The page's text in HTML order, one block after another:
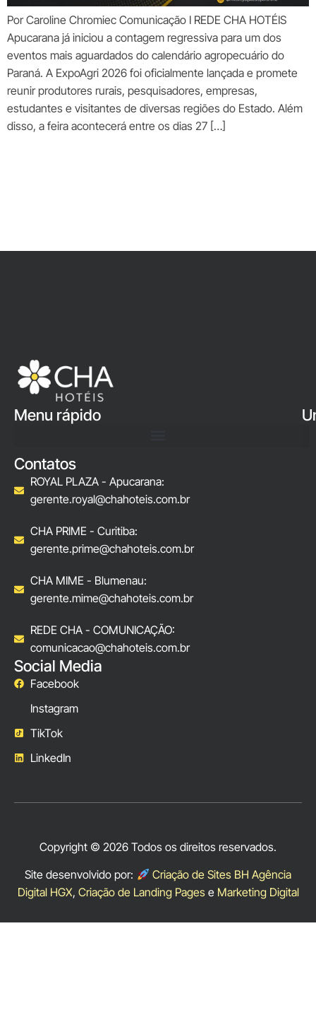
Por Caroline Chromiec Comunicação I REDE CHA HOTÉIS
Apucarana já iniciou a contagem regressiva para um dos
eventos mais aguardados do calendário agropecuário do
Paraná. A ExpoAgri 2026 foi oficialmente lançada e promete
reunir produtores rurais, pesquisadores, empresas,
estudantes e visitantes de diversas regiões do Estado. Além
disso, a feira acontecerá entre os dias 27 […]
Menu rápido
Contatos
ROYAL PLAZA - Apucarana:
gerente.royal@chahoteis.com.br
CHA PRIME - Curitiba:
gerente.prime@chahoteis.com.br
CHA MIME - Blumenau:
gerente.mime@chahoteis.com.br
REDE CHA - COMUNICAÇÃO:
comunicacao@chahoteis.com.br
Social Media
Facebook
Instagram
TikTok
LinkedIn
Copyright © 2026 Todos os direitos reservados.
Site desenvolvido por:
Criação de Sites BH Agência
Digital HGX, Criação de Landing Pagese Marketing Digital